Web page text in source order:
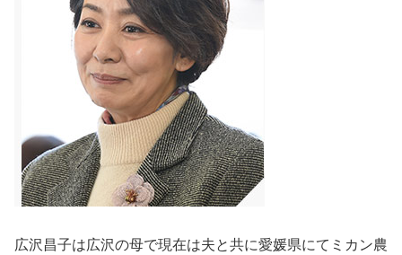
広沢昌子は広沢の母で現在は夫と共に愛媛県にてミカン農